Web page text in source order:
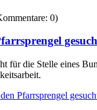
0)
für die Stelle eines
Pfarrsprengel